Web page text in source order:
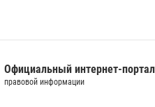
Официальный интернет-портал
правовой информации